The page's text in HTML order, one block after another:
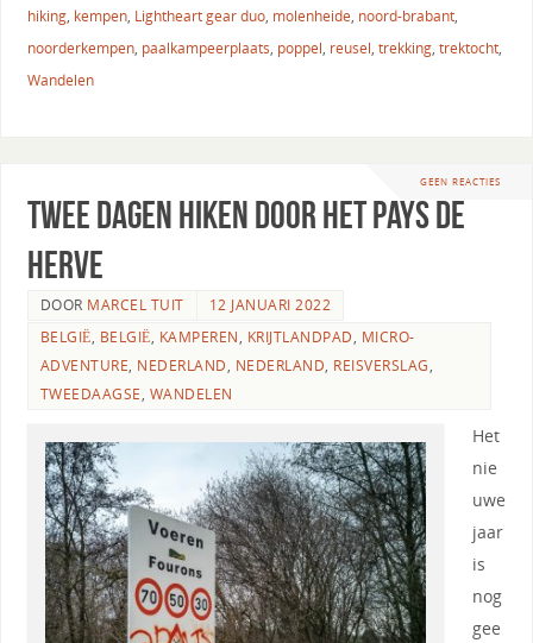
hiking, kempen, Lightheart gear duo, molenheide, noord-brabant,
noorderkempen, paalkampeerplaats, poppel, reusel, trekking, trektocht,
Wandelen
GEEN REACTIES
Twee dagen hiken door het Pays de
Herve
DOOR MARCEL TUIT
12 JANUARI 2022
BELGIË, BELGIË, KAMPEREN, KRIJTLANDPAD, MICRO-
ADVENTURE, NEDERLAND, NEDERLAND, REISVERSLAG,
TWEEDAAGSE, WANDELEN
Het
nie
uwe
jaar
is
nog
gee